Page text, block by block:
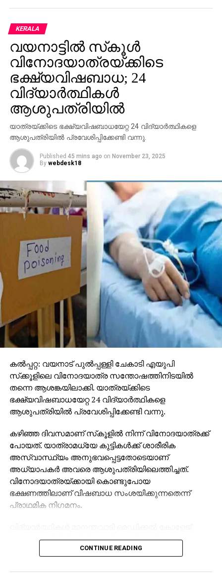
KERALA
വയനാട്ടില്‍ സ്‌കൂള്‍
വിനോദയാത്രയ്ക്കിടെ
ഭക്ഷ്യവിഷബാധ; 24
വിദ്യാര്‍ത്ഥികള്‍
ആശുപത്രിയില്‍
യാത്രയ്ക്കിടെ ഭക്ഷ്യവിഷബാധയേറ്റ 24 വിദ്യാര്‍ത്ഥികളെ
ആശുപത്രിയില്‍ പ്രവേശിപ്പിക്കേണ്ടി വന്നു.
Published 45 mins ago on November 23, 2025
By webdesk18
കല്‍പ്പറ്റ: വയനാട് പുല്‍പ്പള്ളി ചേകാടി എയുപി
സ്‌ക്കൂളിലെ വിനോദയാത്ര സന്തോഷത്തിനിടയില്‍
തന്നെ ആശങ്കയിലാക്കി. യാത്രയ്ക്കിടെ
ഭക്ഷ്യവിഷബാധയേറ്റ 24 വിദ്യാര്‍ത്ഥികളെ
ആശുപത്രിയില്‍ പ്രവേശിപ്പിക്കേണ്ടി വന്നു.
കഴിഞ്ഞ ദിവസമാണ് സ്‌കൂളില്‍ നിന്ന് വിനോദയാത്രക്ക്
പോയത്. യാത്രാമധ്യേ കുട്ടികള്‍ക്ക് ശാരീരിക
അസ്വാസ്ഥ്യം അനുഭവപ്പെട്ടതോടെയാണ്
അധ്യാപകര്‍ അവരെ ആശുപത്രിയിലെത്തിച്ചത്.
വിനോദയാത്രയ്ക്കായി കൊണ്ടുപോയ
ഭക്ഷണത്തിലാണ് വിഷബാധ സംശയിക്കുന്നതെന്ന്
പ്രാഥമിക നിഗമനം.
ആശുപത്രിയില്‍ ചികിത്സയിലാണ്. എല്ലാവരുടെയും
ആരോഗ്യനില തൃപ്തികരമാണെന്ന് ആശുപത്രി
CONTINUE READING